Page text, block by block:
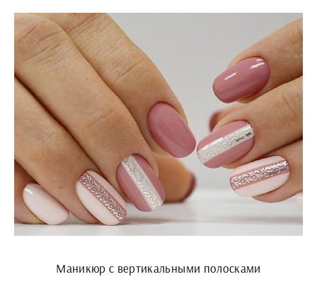
Маникюр с вертикальными полосками